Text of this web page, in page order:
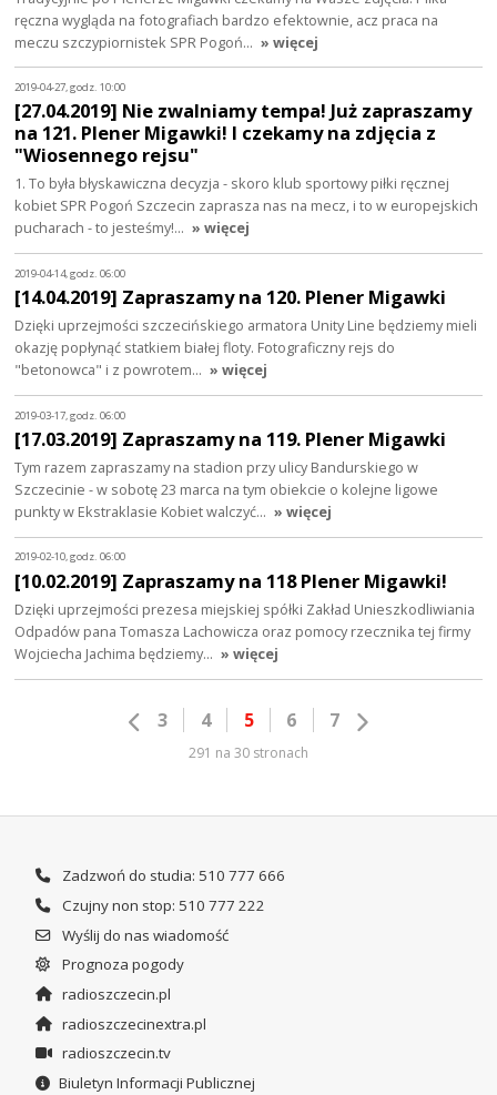
ręczna wygląda na fotografiach bardzo efektownie, acz praca na
meczu szczypiornistek SPR Pogoń… » więcej
2019-04-27, godz. 10:00
[27.04.2019] Nie zwalniamy tempa! Już zapraszamy
na 121. Plener Migawki! I czekamy na zdjęcia z
"Wiosennego rejsu"
1. To była błyskawiczna decyzja - skoro klub sportowy piłki ręcznej
kobiet SPR Pogoń Szczecin zaprasza nas na mecz, i to w europejskich
pucharach - to jesteśmy!… » więcej
2019-04-14, godz. 06:00
[14.04.2019] Zapraszamy na 120. Plener Migawki
Dzięki uprzejmości szczecińskiego armatora Unity Line będziemy mieli
okazję popłynąć statkiem białej floty. Fotograficzny rejs do
"betonowca" i z powrotem… » więcej
2019-03-17, godz. 06:00
[17.03.2019] Zapraszamy na 119. Plener Migawki
Tym razem zapraszamy na stadion przy ulicy Bandurskiego w
Szczecinie - w sobotę 23 marca na tym obiekcie o kolejne ligowe
punkty w Ekstraklasie Kobiet walczyć… » więcej
2019-02-10, godz. 06:00
[10.02.2019] Zapraszamy na 118 Plener Migawki!
Dzięki uprzejmości prezesa miejskiej spółki Zakład Unieszkodliwiania
Odpadów pana Tomasza Lachowicza oraz pomocy rzecznika tej firmy
Wojciecha Jachima będziemy… » więcej
3 4 5 6 7
291 na 30 stronach
Zadzwoń do studia: 510 777 666
Czujny non stop: 510 777 222
Wyślij do nas wiadomość
Prognoza pogody
radioszczecin.pl
radioszczecinextra.pl
radioszczecin.tv
Biuletyn Informacji Publicznej